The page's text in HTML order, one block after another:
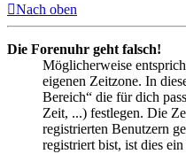
Nach oben
Die Forenuhr geht falsch!
Möglicherweise
eigenen Zeitzone. In
Bereich“ die für dich
Zeit, ...) festlegen. Die
registrierten Benutzern
registriert bist, ist dies